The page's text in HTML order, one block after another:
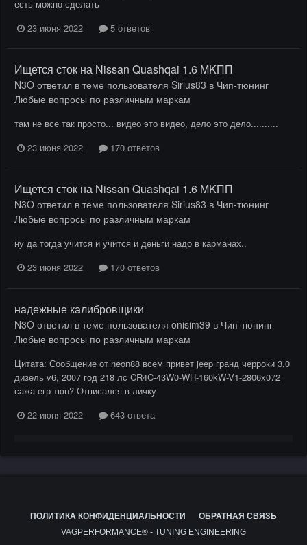
есть можно сделать
23 июня 2022
5 ответов
Ищется сток на Nissan Quashqai 1.6 MKПП
N3O ответил в теме пользователя Sirius83 в Чип-тюнинг
Любые вопросы по различным маркам
там не все так просто... видео это видео, дело это дело..........
23 июня 2022
170 ответов
Ищется сток на Nissan Quashqai 1.6 MKПП
N3O ответил в теме пользователя Sirius83 в Чип-тюнинг
Любые вопросы по различным маркам
ну да тогда учится и учится и деньги надо в карманах..
23 июня 2022
170 ответов
надежные калибровщики
N3O ответил в теме пользователя onisim39 в Чип-тюнинг
Любые вопросы по различным маркам
Цитата: Сообщение от neon88 всем привет jeep гранд черроки 3,0
дизель v6, 2007 год 218 лс CR4C-43W0-WH-160kW-V1-2806x072
сажа егр тюн? Отписался в личку
22 июня 2022
643 ответа
ПОЛИТИКА КОНФИДЕНЦИАЛЬНОСТИ
ОБРАТНАЯ СВЯЗЬ
VAGPERFORMANCE® - TUNING ENGINEERING